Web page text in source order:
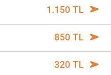
1.150 TL
850 TL
320 TL